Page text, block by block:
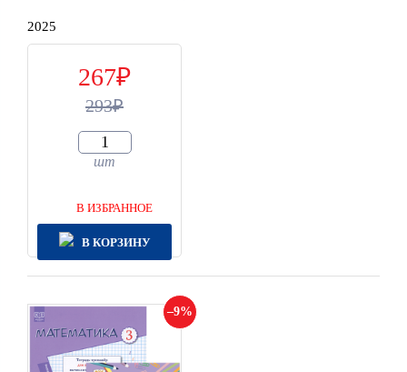
2025
267
293
шт
В ИЗБРАННОЕ
В КОРЗИНУ
9